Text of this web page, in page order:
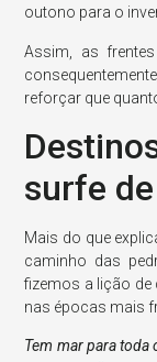
outono para o
Assim, as
reforçar que
surfe
Mais do que
caminho das
fizemos a lição
nas épocas mais
Tem mar para toda